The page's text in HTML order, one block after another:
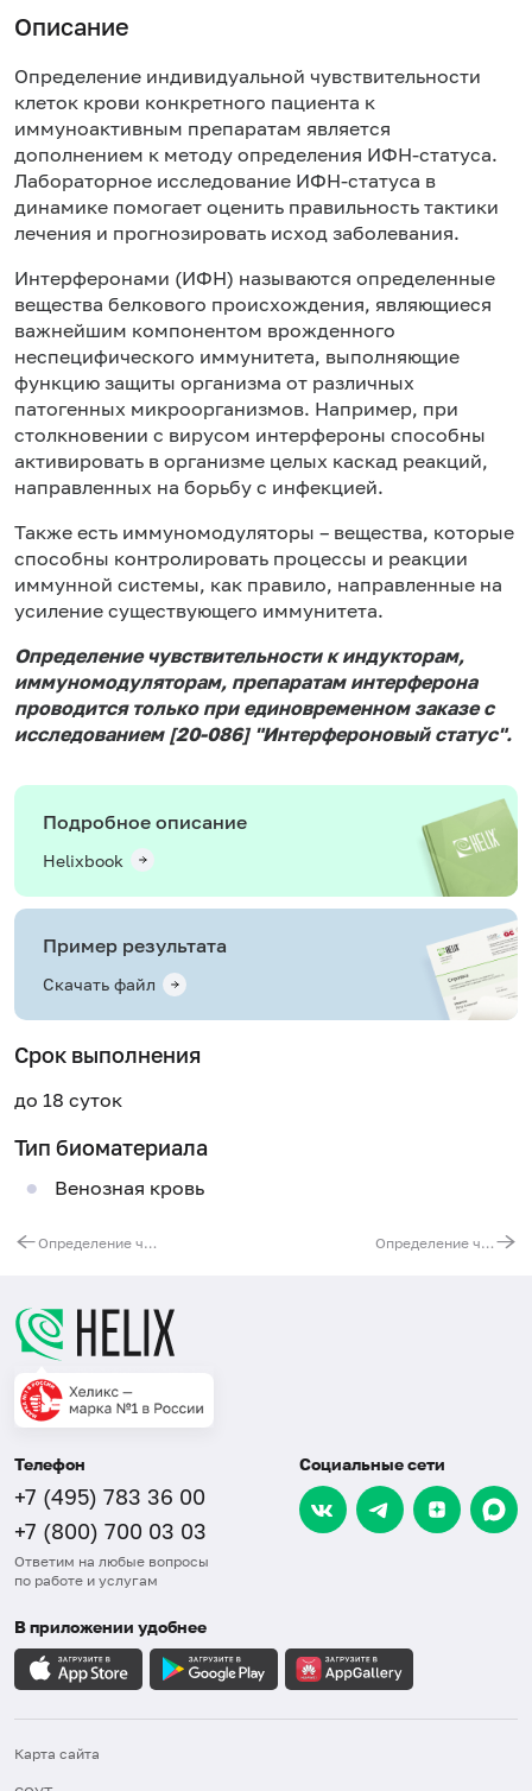
Описание
Определение индивидуальной чувствительности
клеток крови конкретного пациента к
иммуноактивным препаратам является
дополнением к методу определения ИФН-статуса.
Лабораторное исследование ИФН-статуса в
динамике помогает оценить правильность тактики
лечения и прогнозировать исход заболевания.
Интерферонами (ИФН) называются определенные
вещества белкового происхождения, являющиеся
важнейшим компонентом врожденного
неспецифического иммунитета, выполняющие
функцию защиты организма от различных
патогенных микроорганизмов. Например, при
столкновении с вирусом интерфероны способны
активировать в организме целых каскад реакций,
направленных на борьбу с инфекцией.
Также есть иммуномодуляторы – вещества, которые
способны контролировать процессы и реакции
иммунной системы, как правило, направленные на
усиление существующего иммунитета.
Определение чувствительности к индукторам,
иммуномодуляторам, препаратам интерферона
проводится только при единовременном заказе с
исследованием [20-086] "Интерфероновый статус".
Подробное описание
Helixbook
Пример результата
Скачать файл
Срок выполнения
до 18 суток
Тип биоматериала
Венозная кровь
Определение чувствительности к иммуномодуляторам: Гепон детский Определение чувствительности к иммуномодуляторам: Имунофан детский
Телефон
+7 (495) 783 36 00
+7 (800) 700 03 03
Ответим на любые вопросы
по работе и услугам
Социальные сети
В приложении удобнее
Карта сайта